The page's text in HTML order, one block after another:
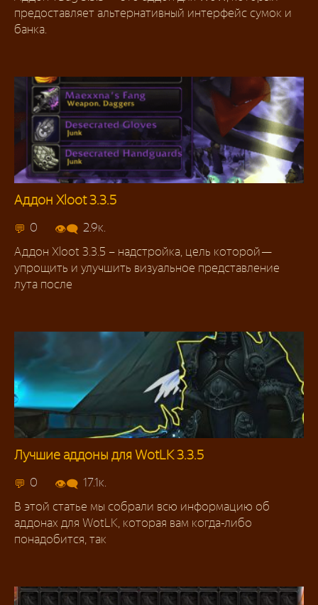
предоставляет альтернативный интерфейс сумок и
банка.
Аддон Xloot 3.3.5
0
2.9к.
Аддон Xloot 3.3.5 – надстройка, цель которой —
упрощить и улучшить визуальное представление
лута после
Лучшие аддоны для WotLK 3.3.5
0
17.1к.
В этой статье мы собрали всю информацию об
аддонах для WotLK, которая вам когда-либо
понадобится, так